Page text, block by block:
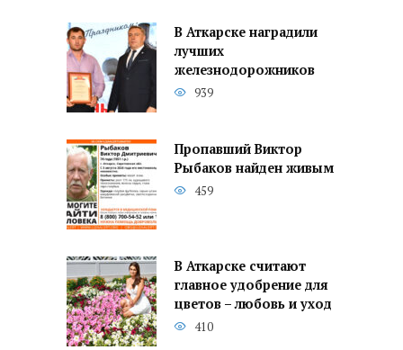
В Аткарске наградили
лучших
железнодорожников
939
Пропавший Виктор
Рыбаков найден живым
459
В Аткарске считают
главное удобрение для
цветов – любовь и уход
410